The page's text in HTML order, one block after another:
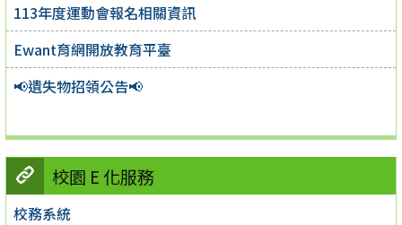
113年度運動會報名相關資訊
Ewant育網開放教育平臺
📢遺失物招領公告📢
校園 E 化服務
校務系統